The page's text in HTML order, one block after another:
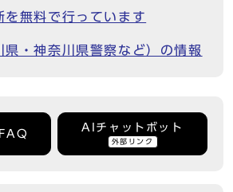
を無料で行っています
県・神奈川県警察など）の情報
AIチャットボット
外部リンク